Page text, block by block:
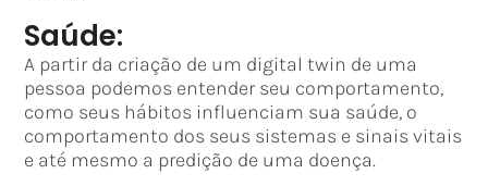
Saúde:
A partir da criação de um digital twin de uma
pessoa podemos entender seu comportamento,
como seus hábitos influenciam sua saúde, o
comportamento dos seus sistemas e sinais vitais
e até mesmo a predição de uma doença.